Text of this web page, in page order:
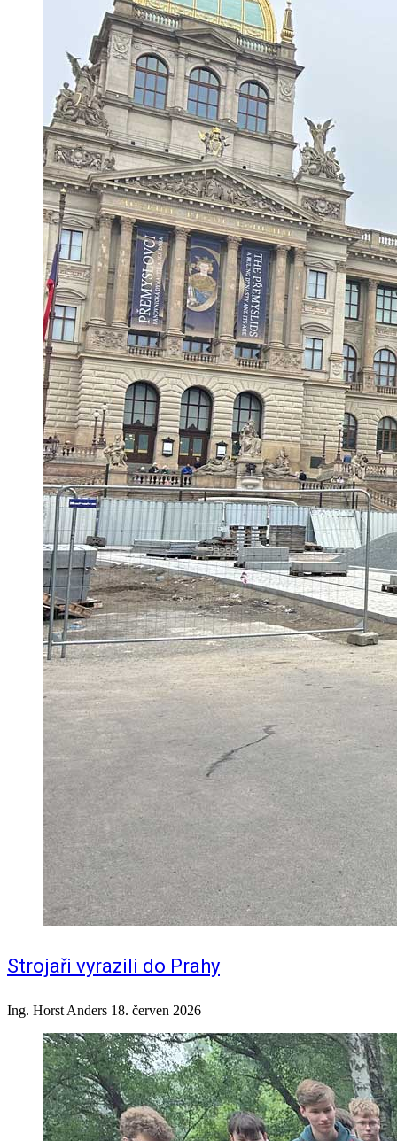
Strojaři vyrazili do Prahy
Ing. Horst Anders 18. červen 2026